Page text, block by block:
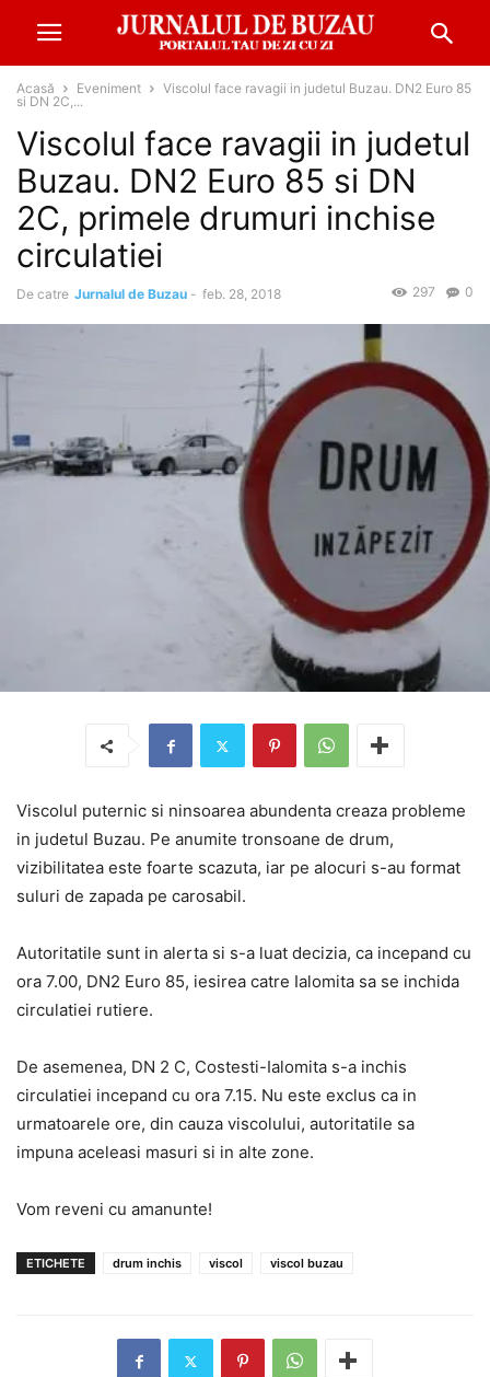
Acasă Eveniment
Viscolul face ravagii in judetul Buzau. DN2 Euro 85
si DN 2C,...
Viscolul face ravagii in judetul
Buzau. DN2 Euro 85 si DN
2C, primele drumuri inchise
circulatiei
De catre Jurnalul de Buzau - feb. 28, 2018 0
297
Viscolul puternic si ninsoarea abundenta creaza probleme
in judetul Buzau. Pe anumite tronsoane de drum,
vizibilitatea este foarte scazuta, iar pe alocuri s-au format
suluri de zapada pe carosabil.
Autoritatile sunt in alerta si s-a luat decizia, ca incepand cu
ora 7.00, DN2 Euro 85, iesirea catre Ialomita sa se inchida
circulatiei rutiere.
De asemenea, DN 2 C, Costesti-Ialomita s-a inchis
circulatiei incepand cu ora 7.15. Nu este exclus ca in
urmatoarele ore, din cauza viscolului, autoritatile sa
impuna aceleasi masuri si in alte zone.
Vom reveni cu amanunte!
ETICHETE drum inchis viscol viscol buzau